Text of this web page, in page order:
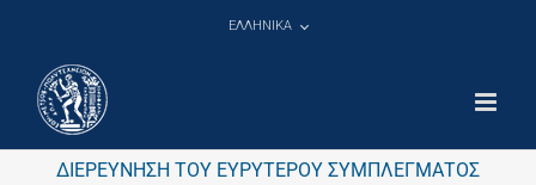
ΕΛΛΗΝΙΚΑ
ΔΙΕΡΕΥΝΗΣΗ ΤΟΥ ΕΥΡΥΤΕΡΟΥ ΣΥΜΠΛΕΓΜΑΤΟΣ